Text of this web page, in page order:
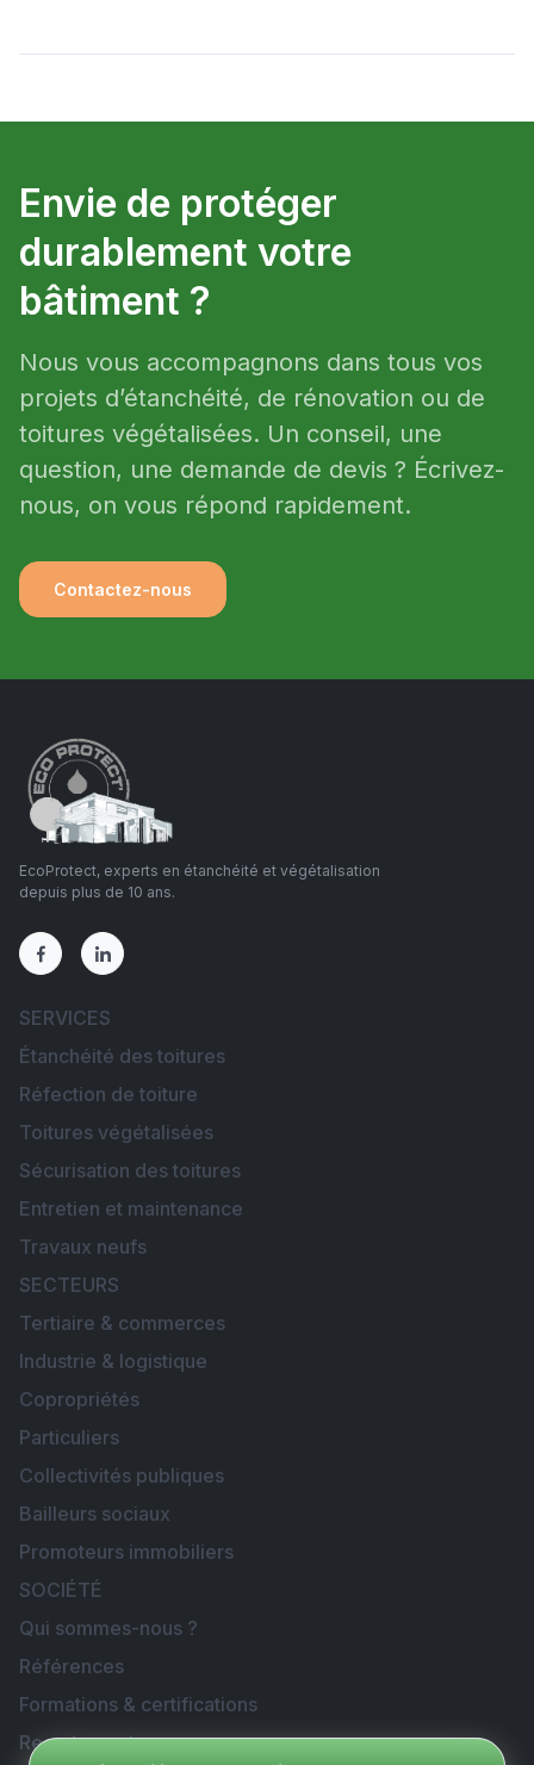
Envie de protéger
durablement votre
bâtiment ?
Nous vous accompagnons dans tous vos
projets d’étanchéité, de rénovation ou de
toitures végétalisées. Un conseil, une
question, une demande de devis ? Écrivez-
nous, on vous répond rapidement.
Contactez-nous
EcoProtect, experts en étanchéité et végétalisation
depuis plus de 10 ans.
SERVICES
Étanchéité des toitures
Réfection de toiture
Toitures végétalisées
Sécurisation des toitures
Entretien et maintenance
Travaux neufs
SECTEURS
Tertiaire & commerces
Industrie & logistique
Copropriétés
Particuliers
Collectivités publiques
Bailleurs sociaux
Promoteurs immobiliers
SOCIÉTÉ
Qui sommes-nous ?
Références
Formations & certifications
Recrutement